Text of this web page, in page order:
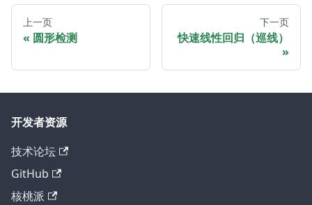
上一页
圆形检测
下一页
快速线性回归（巡线）
开发者资源
技术论坛
GitHub
核桃派